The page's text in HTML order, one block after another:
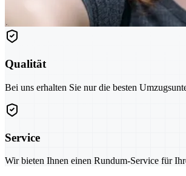
Qualität
Bei uns erhalten Sie nur die besten
Service
Wir bieten Ihnen einen Rundum-Service für